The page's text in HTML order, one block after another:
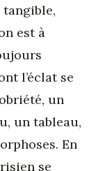
tangible,
est à
l’éclat se
un
un tableau,
En
se